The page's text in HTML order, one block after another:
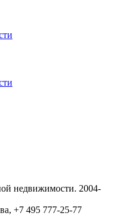
недвижимости. 2004-
+7 495 777-25-77